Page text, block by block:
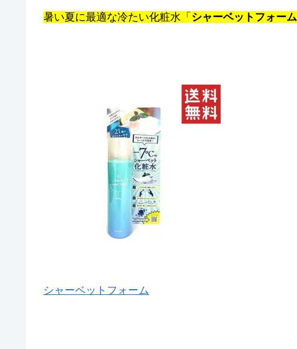
暑い夏に最適な冷たい化粧水「 シャーベットフォーム
シャーベットフォーム